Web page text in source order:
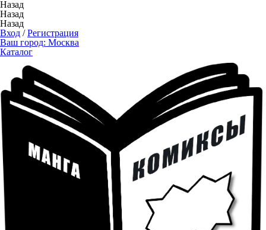
Назад
Назад
Назад
Вход /Регистрация
Ваш город: Москва
Каталог